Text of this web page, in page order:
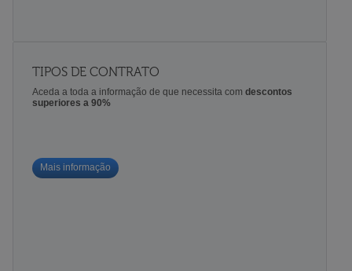
TIPOS DE CONTRATO
Aceda a toda a informação de que necessita com descontos
superiores a 90%
Mais informação